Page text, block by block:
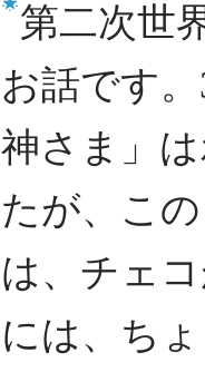
第二次世
お話です
神さま」
たが、こ
は、チェ
には、ち